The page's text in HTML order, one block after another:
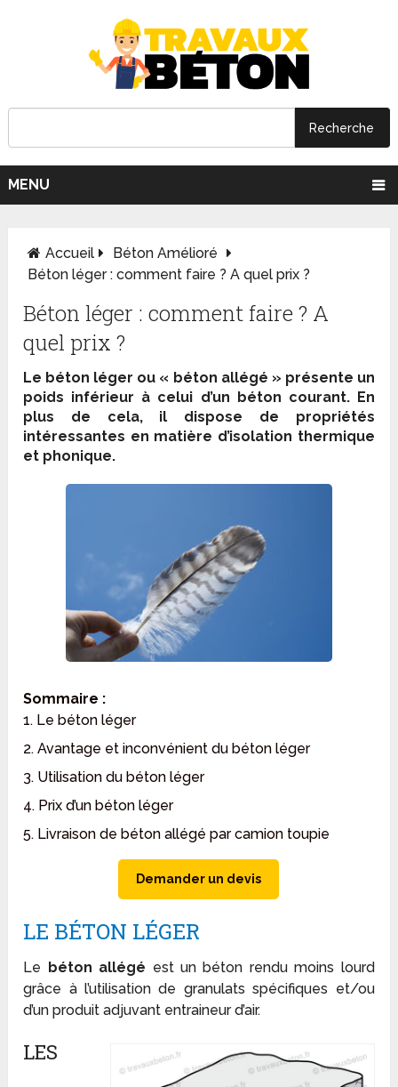
MENU
Accueil
Béton Amélioré
Béton léger : comment faire ? A quel prix ?
Béton léger : comment faire ? A
quel prix ?
Le béton léger ou « béton allégé » présente un
poids inférieur à celui d’un béton courant. En
plus de cela, il dispose de propriétés
intéressantes en matière d’isolation thermique
et phonique.
Sommaire :
1. Le béton léger
2. Avantage et inconvénient du béton léger
3. Utilisation du béton léger
4. Prix d’un béton léger
5. Livraison de béton allégé par camion toupie
Demander un devis
LE BÉTON LÉGER
Le béton allégé est un béton rendu moins lourd
grâce à l’utilisation de granulats spécifiques et/ou
d’un produit adjuvant entraineur d’air.
LES